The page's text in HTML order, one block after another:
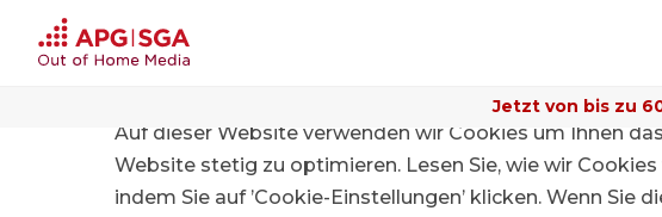
Jetzt von bis zu
Für Grundeigentümer
Auf dieser Website verwenden wir Cookies um Ihnen
Website stetig zu optimieren. Lesen Sie, wie wir
indem Sie auf ’Cookie-Einstellungen’ klicken. Wenn Sie